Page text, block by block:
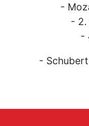
-
- 2.
-
-